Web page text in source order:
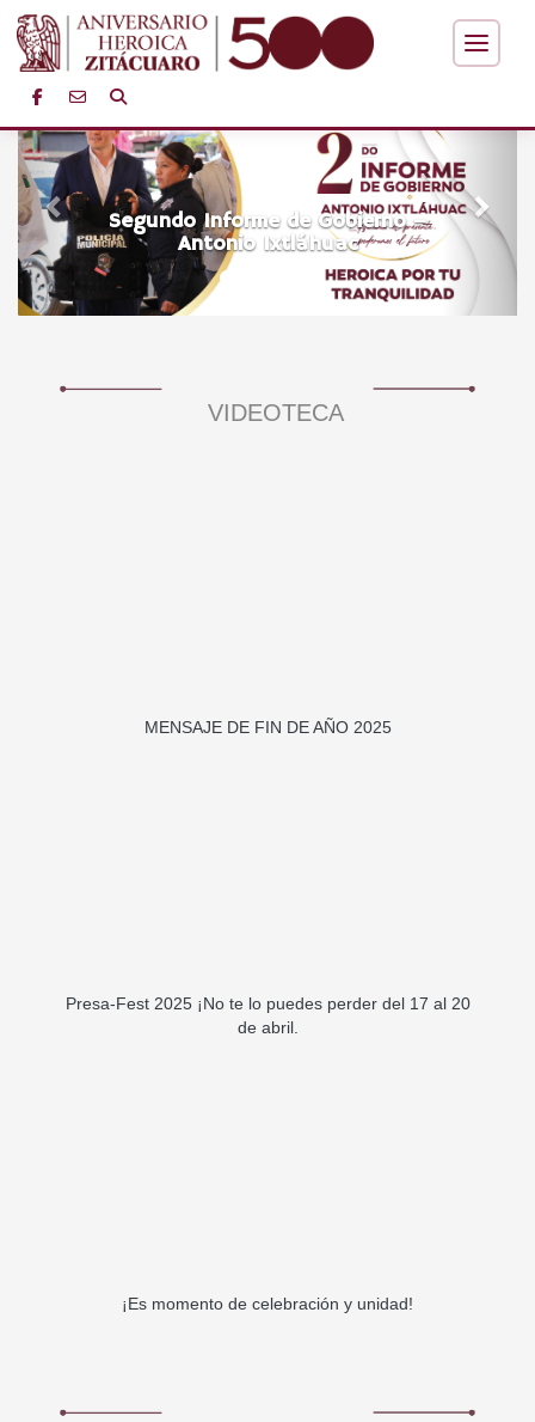
Segundo Informe de Gobierno –
Antonio Ixtláhuac
Anterior
VIDEOTECA
MENSAJE DE FIN DE AÑO 2025
Presa-Fest 2025 ¡No te lo puedes perder del 17 al 20
de abril.
¡Es momento de celebración y unidad!